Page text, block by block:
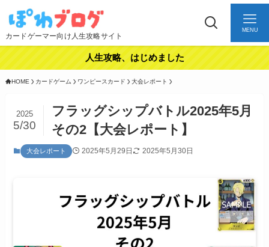
カードゲーマー向け人生攻略サイト
MENU
人生攻略、はじめました
HOME カードゲーム ワンピースカード 大会レポート
フラッグシップバトル2025年5月
その2【大会レポート】
2025
5/30
大会レポート 2025年5月29日 2025年5月30日